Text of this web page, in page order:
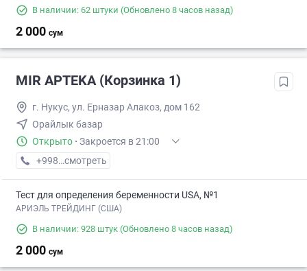
В наличии: 62 штуки (Обновлено 8 часов назад)
2 000 сум
MIR APTEKA (Корзинка 1)
г. Нукус, ул. Ерназар Алакоз, дом 162
Орайлык базар
Открыто · Закроется в 21:00
+998 (90) XXX-XX-XX
смотреть
Тест для определения беременности USA, №1
АРИЭЛЬ ТРЕЙДИНГ (США)
В наличии: 928 штук (Обновлено 8 часов назад)
2 000 сум